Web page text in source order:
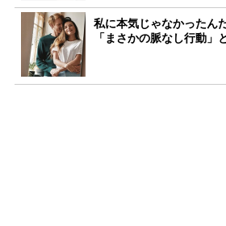
私に本気じゃなかったん
「まさかの脈なし行動」